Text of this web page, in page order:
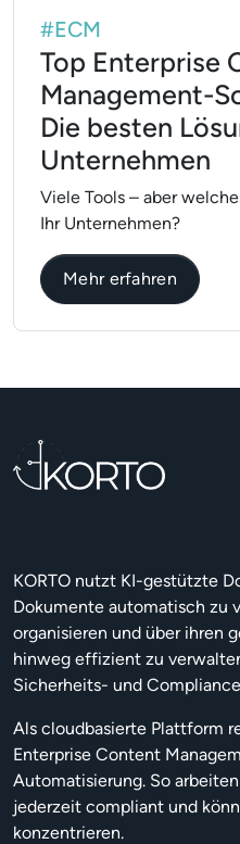
#ECM
Top Enterprise
Management-
Die besten
Unternehmen
Viele Tools – aber
Ihr Unternehmen?
Mehr erfahrenüber
KORTO nutzt KI-gestützte
Dokumente automatisch zu
organisieren und über ihren
hinweg effizient zu
Sicherheits- und
Als cloudbasierte Plattform
Enterprise Content
Automatisierung. So
jederzeit compliant und
konzentrieren.